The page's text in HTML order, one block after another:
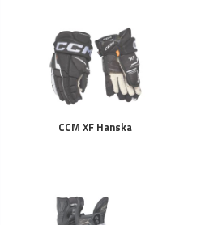
CCM XF Hanska